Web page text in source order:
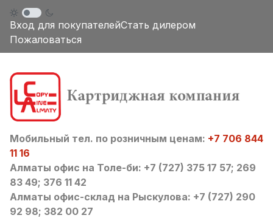
Вход для покупателейСтать дилером
Пожаловаться
Мобильный тел. по розничным ценам: +7 706 844
11 16
Алматы офис на Толе-би: +7 (727) 375 17 57; 269
83 49; 376 11 42
Алматы офис-склад на Рыскулова: +7 (727) 290
92 98; 382 00 27